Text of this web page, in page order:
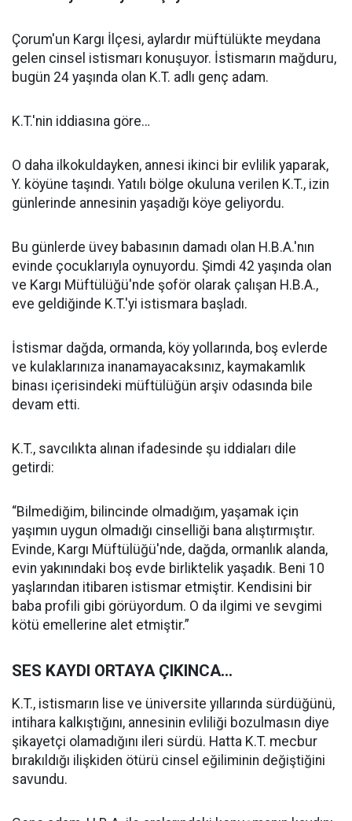
Çorum'un Kargı İlçesi, aylardır müftülükte meydana
gelen cinsel istismarı konuşuyor. İstismarın mağduru,
bugün 24 yaşında olan K.T. adlı genç adam.
K.T.'nin iddiasına göre…
O daha ilkokuldayken, annesi ikinci bir evlilik yaparak,
Y. köyüne taşındı. Yatılı bölge okuluna verilen K.T., izin
günlerinde annesinin yaşadığı köye geliyordu.
Bu günlerde üvey babasının damadı olan H.B.A.'nın
evinde çocuklarıyla oynuyordu. Şimdi 42 yaşında olan
ve Kargı Müftülüğü'nde şoför olarak çalışan H.B.A.,
eve geldiğinde K.T.'yi istismara başladı.
İstismar dağda, ormanda, köy yollarında, boş evlerde
ve kulaklarınıza inanamayacaksınız, kaymakamlık
binası içerisindeki müftülüğün arşiv odasında bile
devam etti.
K.T., savcılıkta alınan ifadesinde şu iddiaları dile
getirdi:
“Bilmediğim, bilincinde olmadığım, yaşamak için
yaşımın uygun olmadığı cinselliği bana alıştırmıştır.
Evinde, Kargı Müftülüğü'nde, dağda, ormanlık alanda,
evin yakınındaki boş evde birliktelik yaşadık. Beni 10
yaşlarından itibaren istismar etmiştir. Kendisini bir
baba profili gibi görüyordum. O da ilgimi ve sevgimi
kötü emellerine alet etmiştir.”
SES KAYDI ORTAYA ÇIKINCA…
K.T., istismarın lise ve üniversite yıllarında sürdüğünü,
intihara kalkıştığını, annesinin evliliği bozulmasın diye
şikayetçi olamadığını ileri sürdü. Hatta K.T. mecbur
bırakıldığı ilişkiden ötürü cinsel eğiliminin değiştiğini
savundu.